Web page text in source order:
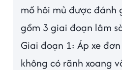
mồ hôi mủ được đánh
gồm 3 giai đoạn lâm
Giai đoạn 1: Áp xe
không có rãnh xoang